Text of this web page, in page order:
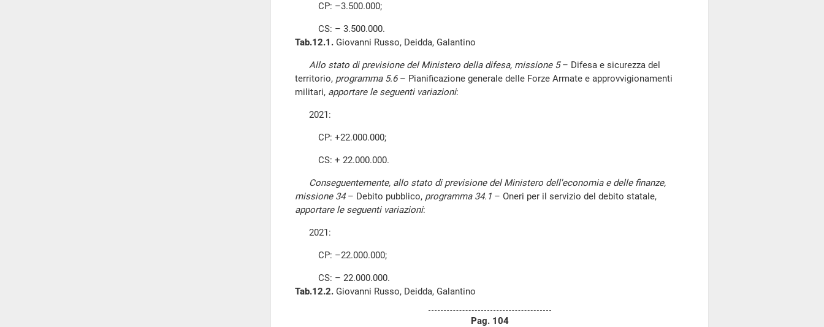
CP: –3.500.000;
CS: – 3.500.000.
Tab.12.1. Giovanni Russo, Deidda, Galantino
Allo stato di previsione del Ministero della difesa, missione 5– Difesa e sicurezza del
territorio, programma 5.6– Pianificazione generale delle Forze Armate e approvvigionamenti
militari, apportare le seguenti variazioni:
2021:
CP: +22.000.000;
CS: + 22.000.000.
Conseguentemente, allo stato di previsione del Ministero dell'economia e delle finanze,
missione 34– Debito pubblico, programma 34.1 – Oneri per il servizio del debito statale,
apportare le seguenti variazioni:
2021:
CP: –22.000.000;
CS: – 22.000.000.
Tab.12.2. Giovanni Russo, Deidda, Galantino
Pag. 104